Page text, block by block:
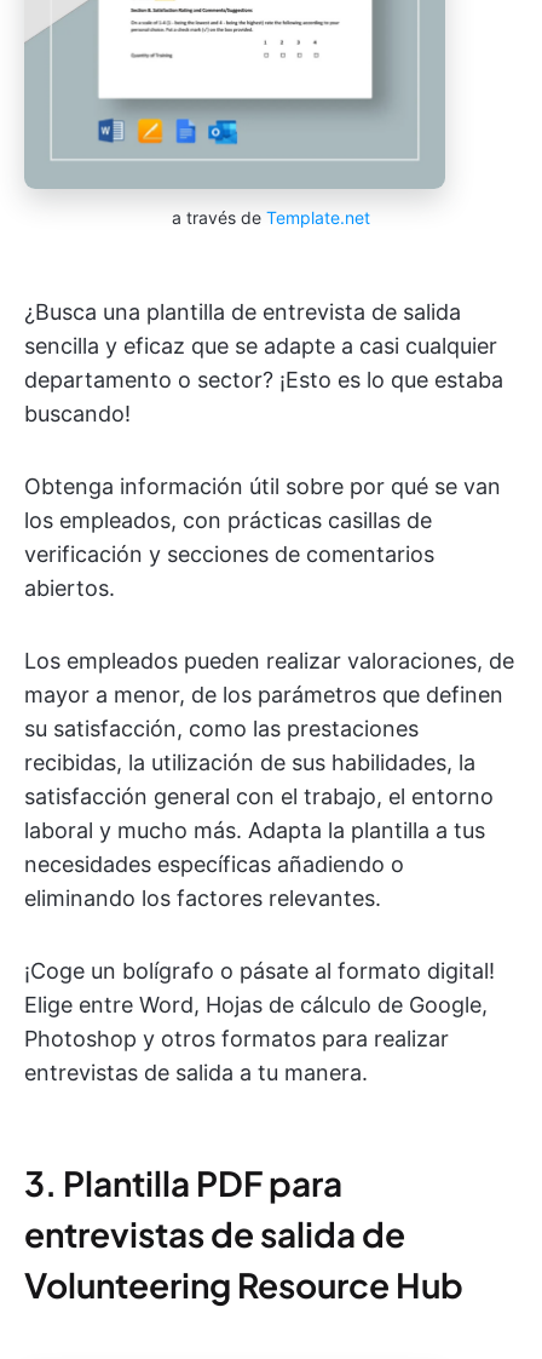
a través de Template.net
¿Busca una plantilla de entrevista de salida
sencilla y eficaz que se adapte a casi cualquier
departamento o sector? ¡Esto es lo que estaba
buscando!
Obtenga información útil sobre por qué se van
los empleados, con prácticas casillas de
verificación y secciones de comentarios
abiertos.
Los empleados pueden realizar valoraciones, de
mayor a menor, de los parámetros que definen
su satisfacción, como las prestaciones
recibidas, la utilización de sus habilidades, la
satisfacción general con el trabajo, el entorno
laboral y mucho más. Adapta la plantilla a tus
necesidades específicas añadiendo o
eliminando los factores relevantes.
¡Coge un bolígrafo o pásate al formato digital!
Elige entre Word, Hojas de cálculo de Google,
Photoshop y otros formatos para realizar
entrevistas de salida a tu manera.
3. Plantilla PDF para
entrevistas de salida de
Volunteering Resource Hub